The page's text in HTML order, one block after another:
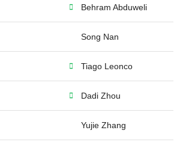
Behram Abduweli
Song Nan
Tiago Leonco
Dadi Zhou
Yujie Zhang